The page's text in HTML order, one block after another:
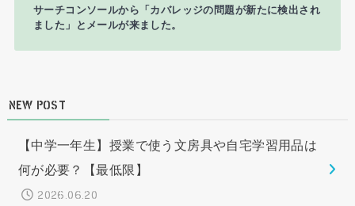
サーチコンソールから「カバレッジの問題が新たに検出され
ました」とメールが来ました。
NEW POST
【中学一年生】授業で使う文房具や自宅学習用品は
何が必要？【最低限】
2026.06.20